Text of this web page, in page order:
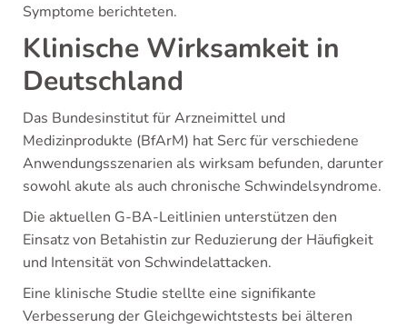
Symptome berichteten.
Klinische Wirksamkeit in
Deutschland
Das Bundesinstitut für Arzneimittel und
Medizinprodukte (BfArM) hat Serc für verschiedene
Anwendungsszenarien als wirksam befunden, darunter
sowohl akute als auch chronische Schwindelsyndrome.
Die aktuellen G-BA-Leitlinien unterstützen den
Einsatz von Betahistin zur Reduzierung der Häufigkeit
und Intensität von Schwindelattacken.
Eine klinische Studie stellte eine signifikante
Verbesserung der Gleichgewichtstests bei älteren